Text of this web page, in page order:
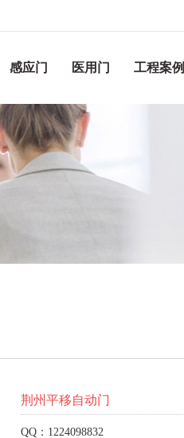
感应门 医用门 工程案例
荆州平移自动门
QQ：1224098832